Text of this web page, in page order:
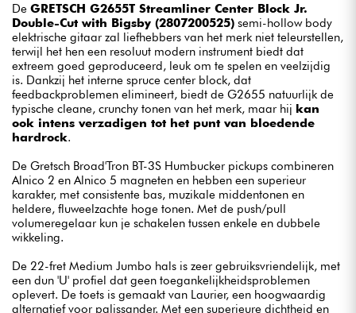
De GRETSCH G2655T Streamliner Center Block Jr.
Double-Cut with Bigsby (2807200525) semi-hollow body
elektrische gitaar zal liefhebbers van het merk niet teleurstellen,
terwijl het hen een resoluut modern instrument biedt dat
extreem goed geproduceerd, leuk om te spelen en veelzijdig
is. Dankzij het interne spruce center block, dat
feedbackproblemen elimineert, biedt de G2655 natuurlijk de
typische cleane, crunchy tonen van het merk, maar hij kan
ook intens verzadigen tot het punt van bloedende
hardrock.
De Gretsch Broad'Tron BT-3S Humbucker pickups combineren
Alnico 2 en Alnico 5 magneten en hebben een superieur
karakter, met consistente bas, muzikale middentonen en
heldere, fluweelzachte hoge tonen. Met de push/pull
volumeregelaar kun je schakelen tussen enkele en dubbele
wikkeling.
De 22-fret Medium Jumbo hals is zeer gebruiksvriendelijk, met
een dun 'U' profiel dat geen toegankelijkheidsproblemen
oplevert. De toets is gemaakt van Laurier, een hoogwaardig
alternatief voor palissander. Met een superieure dichtheid en